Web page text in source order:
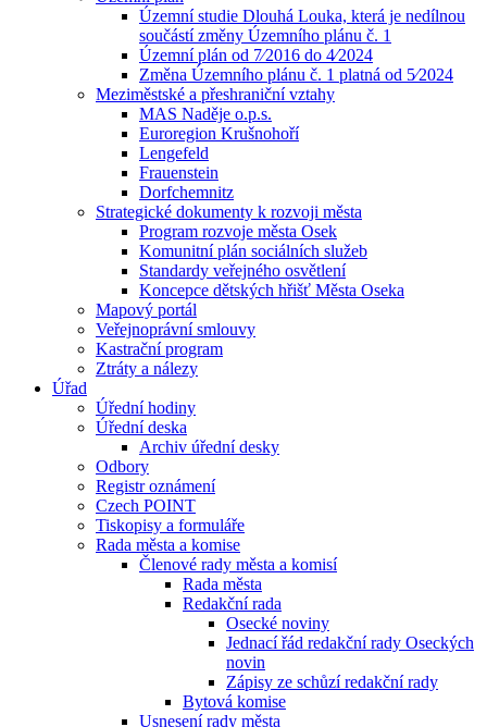
Územní studie Dlouhá Louka, která je nedílnou
součástí změny Územního plánu č. 1
Územní plán od 7⁄2016 do 4⁄2024
Změna Územního plánu č. 1 platná od 5⁄2024
Meziměstské a přeshraniční vztahy
MAS Naděje o.p.s.
Euroregion Krušnohoří
Lengefeld
Frauenstein
Dorfchemnitz
Strategické dokumenty k rozvoji města
Program rozvoje města Osek
Komunitní plán sociálních služeb
Standardy veřejného osvětlení
Koncepce dětských hřišť Města Oseka
Mapový portál
Veřejnoprávní smlouvy
Kastrační program
Ztráty a nálezy
Úřad
Úřední hodiny
Úřední deska
Archiv úřední desky
Odbory
Registr oznámení
Czech POINT
Tiskopisy a formuláře
Rada města a komise
Členové rady města a komisí
Rada města
Redakční rada
Osecké noviny
Jednací řád redakční rady Oseckých
novin
Zápisy ze schůzí redakční rady
Bytová komise
Usnesení rady města